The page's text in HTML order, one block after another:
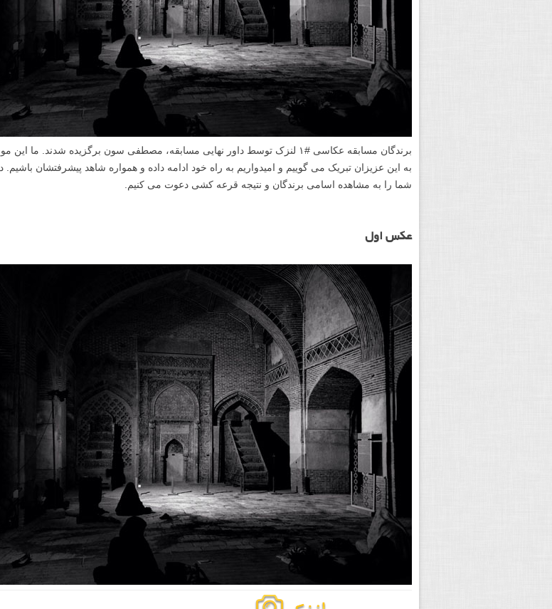
برندگان مسابقه عکاسی #۱ لنزک توسط داور نهایی مسابقه، مصطفی سون برگزیده شدند. ما این
به این عزیزان تبریک می گوییم و امیدواریم به راه خود ادامه داده و همواره شاهد پیشرفتشان باشیم.
شما را به مشاهده اسامی برندگان و نتیجه قرعه کشی دعوت می کنیم.
عکس اول